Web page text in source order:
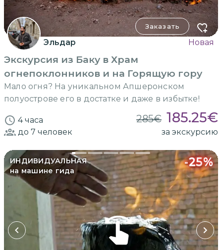
Заказать
Эльдар Новая
Экскурсия из Баку в Храм
огнепоклонников и на Горящую гору
Мало огня? На уникальном Апшеронском
полуострове его в достатке и даже в избытке!
4 часа 285€ 185.25€
до 7 человек за экскурсию
ИНДИВИДУАЛЬНАЯ
на машине гида
-25%